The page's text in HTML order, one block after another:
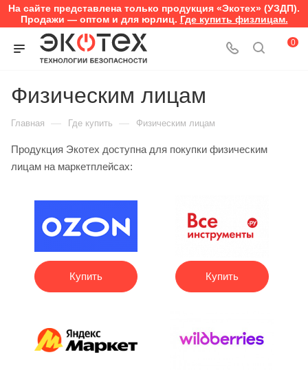
На сайте представлена только продукция «Экотех» (УЗДП).
Продажи — оптом и для юрлиц. Где купить физлицам.
0
Физическим лицам
Главная — Где купить — Физическим лицам
Продукция Экотех доступна для покупки физическим
лицам на маркетплейсах:
Купить Купить